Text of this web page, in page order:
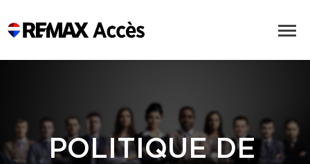
POLITIQUE DE